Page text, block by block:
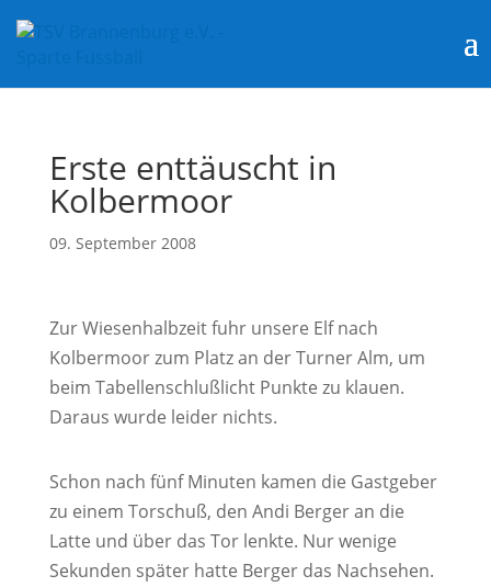
Erste enttäuscht in
Kolbermoor
09. September 2008
Zur Wiesenhalbzeit fuhr unsere Elf nach
Kolbermoor zum Platz an der Turner Alm, um
beim Tabellenschlußlicht Punkte zu klauen.
Daraus wurde leider nichts.
Schon nach fünf Minuten kamen die Gastgeber
zu einem Torschuß, den Andi Berger an die
Latte und über das Tor lenkte. Nur wenige
Sekunden später hatte Berger das Nachsehen.